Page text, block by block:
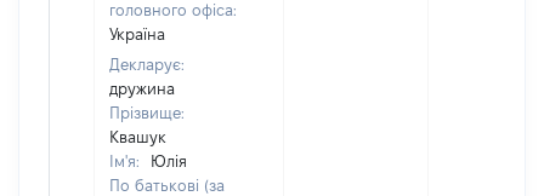
головного офіса:
Україна
Декларує:
дружина
Прізвище:
Квашук
Ім'я:
Юлія
По батькові (за